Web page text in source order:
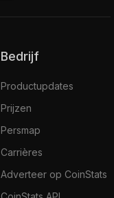
Bedrijf
Productupdates
Prijzen
Persmap
Carrières
Adverteer op CoinStats